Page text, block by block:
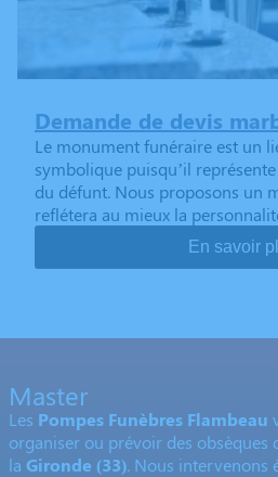
Demande de devis
Le monument funéraire est un
symbolique puisqu’il
du défunt. Nous proposons un
reflétera au mieux la
En savoir
Master
Les Pompes Funèbres Flambeau
organiser ou prévoir des obsèques
la Gironde (33). Nous intervenons